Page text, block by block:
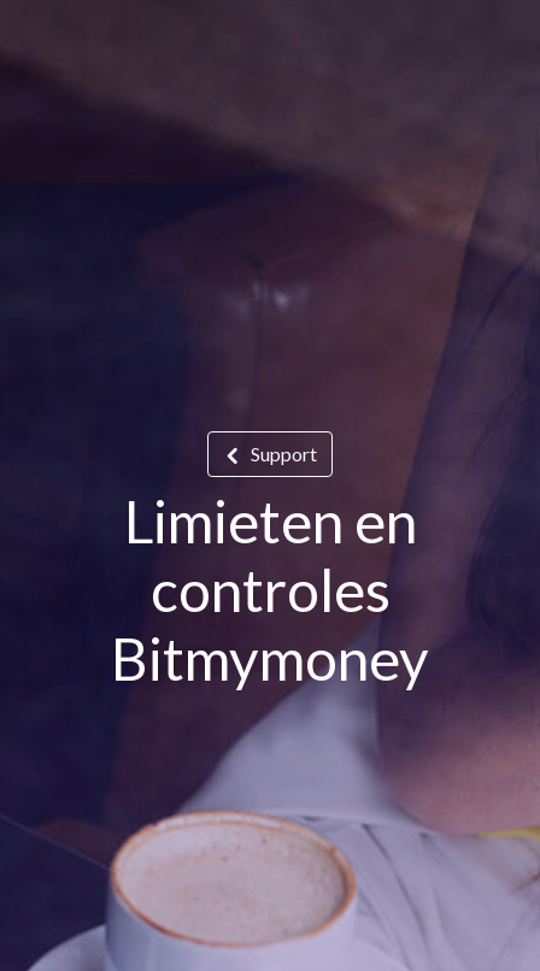
Support
Limieten en
controles
Bitmymoney